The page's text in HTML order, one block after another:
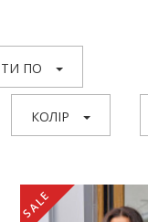
ПО
КОЛІР
SALE